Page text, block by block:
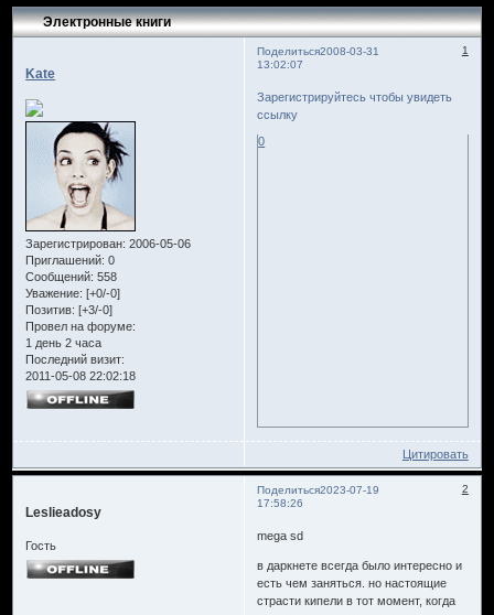
Электронные книги
Поделиться 1
2008-03-31
13:02:07
Kate
Зарегистрирован: 2006-05-06
Приглашений: 0
Сообщений: 558
Уважение: [+0/-0]
Позитив: [+3/-0]
Провел на форуме:
1 день 2 часа
Последний визит:
2011-05-08 22:02:18
Зарегистрируйтесь чтобы увидеть
ссылку
0
Цитировать
Поделиться 2
2023-07-19
17:58:26
Leslieadosy
Гость
mega sd
в даркнете всегда было интересно и
есть чем заняться. но настоящие
страсти кипели в тот момент, когда